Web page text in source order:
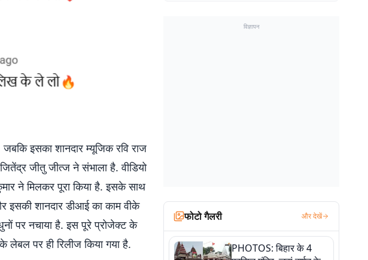
इसका शानदार म्यूजिक रवि राज
जीतु जीत्ज ने संभाला है. वीडियो
ने मिलकर पूरा किया है. इसके साथ
इसकी शानदार डीआई का काम वीके
पर नचाया है. इस पूरे प्रोजेक्ट के
लेबल पर ही रिलीज किया गया है.
विज्ञापन
फोटो गैलरी और देखें
PHOTOS: बिहार के 4